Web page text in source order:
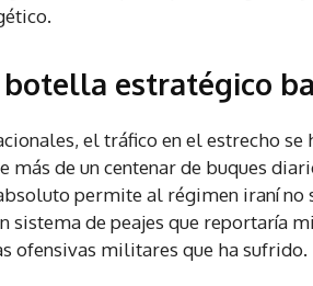
botella estratégico
el tráfico en el estrecho
de un centenar de buques
permite al régimen iraní
sistema de peajes que reportaría
ofensivas militares que ha sufrido.